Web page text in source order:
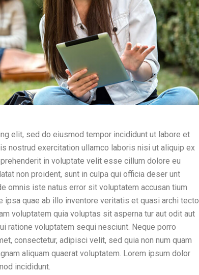
elit, sed do eiusmod tempor incididunt ut labore et
nostrud exercitation ullamco laboris nisi ut aliquip ex
in voluptate velit esse cillum dolore eu
non proident, sunt in culpa qui officia deser unt
omnis iste natus error sit voluptatem accusan tium
ipsa quae ab illo inventore veritatis et quasi archi tecto
voluptatem quia voluptas sit asperna tur aut odit aut
ratione voluptatem sequi nesciunt. Neque porro
consectetur, adipisci velit, sed quia non num quam
aliquam quaerat voluptatem. Lorem ipsum dolor
incididunt.